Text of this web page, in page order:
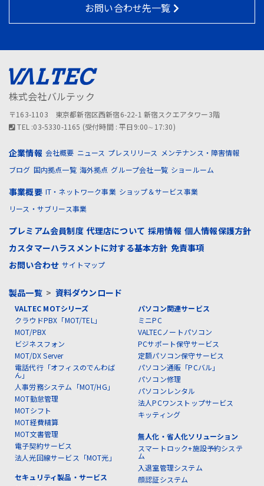
お問い合わせ先一覧
株式会社バルテック
〒163-1103 東京都新宿区西新宿6-22-1 新宿スクエアタワー3階
TEL :03-5330-1165 (受付時間 : 平日9:00∼17:30)
企業情報 会社概要 ニュース プレスリリース
メンテナンス・障害情報
ブログ 国内拠点一覧 海外拠点 グループ会社一覧 ショールーム
事業概要 IT・ネットワーク事業 ショップ＆サービス事業
リース・サブリース事業
プレミアム会員制度 代理店について 採用情報 個人情報保護方針
カスタマーハラスメントに対する基本方針 免責事項
お問い合わせ サイトマップ
製品一覧> 資料ダウンロード
VALTEC MOTシリーズ
クラウドPBX「MOT/TEL」
MOT/PBX
ビジネスフォン
MOT/DX Server
電話代行「オフィスのでんわば
ん」
人事労務システム「MOT/HG」
MOT勤怠管理
MOTシフト
MOT経費精算
MOT文書管理
電子契約サービス
法人光回線サービス「MOT光」
セキュリティ製品・サービス
パソコン関連サービス
ミニPC
VALTECノートパソコン
PCサポート保守サービス
定額パソコン保守サービス
パソコン通販「PCバル」
パソコン修理
パソコンレンタル
法人PCワンストップサービス
キッティング
無人化・省人化ソリューション
スマートロック+施設予約システ
ム
入退室管理システム
顔認証システム